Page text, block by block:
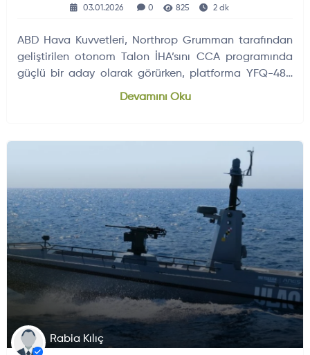
03.01.2026 0 825 2 dk
ABD Hava Kuvvetleri, Northrop Grumman tarafından
geliştirilen otonom Talon İHA’sını CCA programında
güçlü bir aday olarak görürken, platforma YFQ-48A
Devamını Oku
Rabia Kılıç